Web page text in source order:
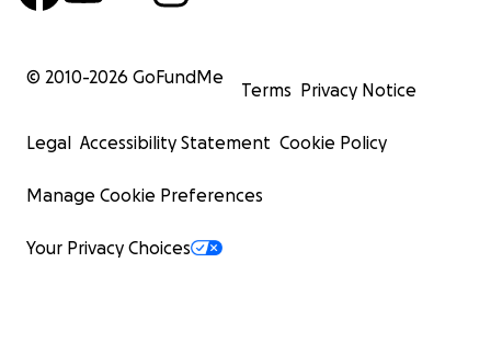
© 2010-2026 GoFundMe
Terms Privacy Notice
Legal Accessibility Statement Cookie Policy
Manage Cookie Preferences
Your Privacy Choices